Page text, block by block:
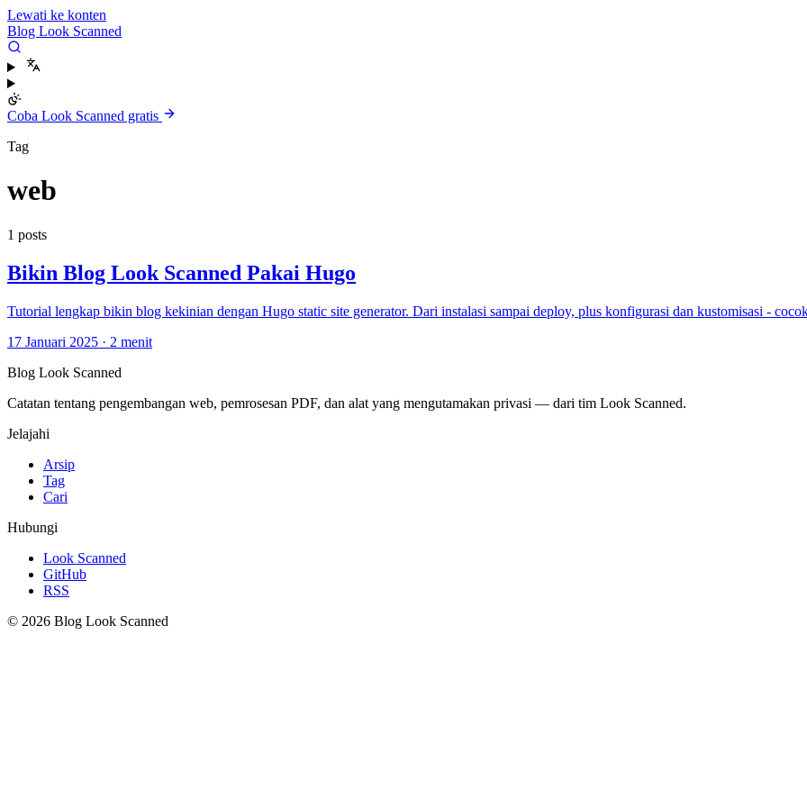
Lewati ke konten
Blog Look Scanned
Coba Look Scanned gratis
Tag
web
1 posts
Bikin Blog Look Scanned Pakai Hugo
Tutorial lengkap bikin blog kekinian dengan Hugo static site generator. Dari instalasi sampai deploy, plus konfigurasi dan kustomisasi -
17 Januari 2025 · 2 menit
Blog Look Scanned
Catatan tentang pengembangan web, pemrosesan PDF, dan alat yang mengutamakan privasi — dari tim Look Scanned.
Jelajahi
Arsip
Tag
Cari
Hubungi
Look Scanned
GitHub
RSS
© 2026 Blog Look Scanned